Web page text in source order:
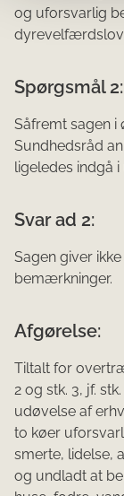
og uforsvarlig
Spørgsmål 2:
Såfremt sagen i
Sundhedsråd
ligele­des indgå i
Svar ad 2:
Sagen giver
bemærkninger.
Afgørelse:
Tiltalt for
2 og stk. 3, jf.
udø­velse af
to køer
smerte, lidelse,
og undladt at